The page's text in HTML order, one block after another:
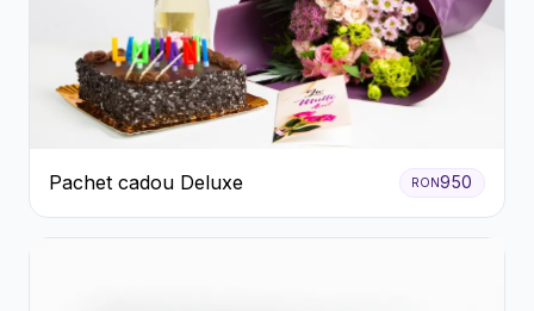
Pachet cadou Deluxe RON950